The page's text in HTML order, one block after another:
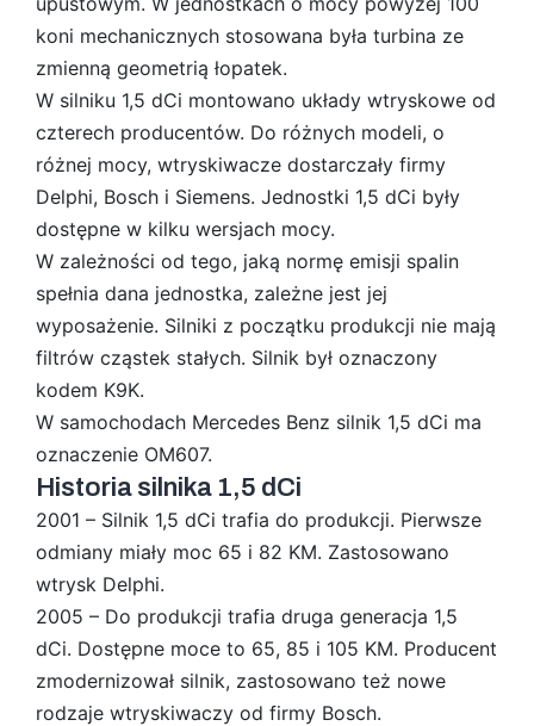
koni mechanicznych stosowana była turbina ze
zmienną geometrią łopatek.
W silniku 1,5 dCi montowano układy wtryskowe od
czterech producentów. Do różnych modeli, o
różnej mocy, wtryskiwacze dostarczały firmy
Delphi, Bosch i Siemens. Jednostki 1,5 dCi były
dostępne w kilku wersjach mocy.
W zależności od tego, jaką normę emisji spalin
spełnia dana jednostka, zależne jest jej
wyposażenie. Silniki z początku produkcji nie mają
filtrów cząstek stałych. Silnik był oznaczony
kodem K9K.
W samochodach Mercedes Benz silnik 1,5 dCi ma
oznaczenie OM607.
Historia silnika 1,5 dCi
2001 – Silnik 1,5 dCi trafia do produkcji. Pierwsze
odmiany miały moc 65 i 82 KM. Zastosowano
wtrysk Delphi.
2005 – Do produkcji trafia druga generacja 1,5
dCi. Dostępne moce to 65, 85 i 105 KM. Producent
zmodernizował silnik, zastosowano też nowe
rodzaje wtryskiwaczy od firmy Bosch.